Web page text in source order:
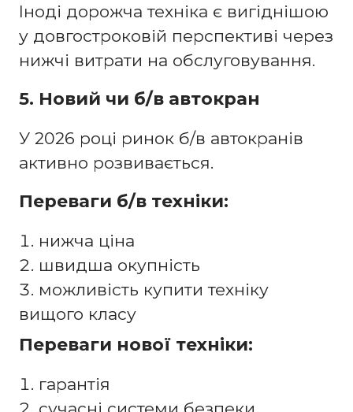
Іноді дорожча техніка є вигіднішою
у довгостроковій перспективі через
нижчі витрати на обслуговування.
5. Новий чи б/в автокран
У 2026 році ринок б/в автокранів
активно розвивається.
Переваги б/в техніки:
нижча ціна
швидша окупність
можливість купити техніку
вищого класу
Переваги нової техніки:
гарантія